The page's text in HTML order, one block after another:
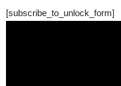
[subscribe_to_unlock_form]